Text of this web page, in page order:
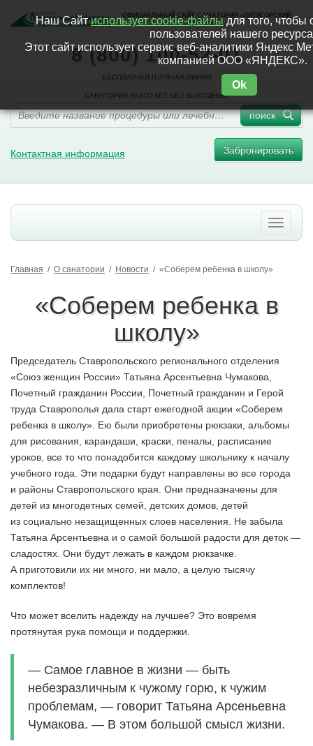
ОФИЦИАЛЬНЫЙ САЙТ САНАТОРИЯ «ПЯТИГОРСКИЙ
НАРЗАН»
8 (800) 100-52-01
БЕСПЛАТНАЯ ГОРЯЧАЯ ЛИНИЯ
САНАТОРИЙ РАБОТАЕТ БЕЗ ВЫХОДНЫХ
поиск
Контактная информация Забронировать
Главная / О санатории / Новости / «Соберем ребенка в школу»
«Соберем ребенка в
школу»
Председатель Ставропольского регионального отделения
«Союз женщин России» Татьяна Арсентьевна Чумакова,
Почетный гражданин России, Почетный гражданин и Герой
труда Ставрополья дала старт ежегодной акции «Соберем
ребенка в школу». Ею были приобретены рюкзаки, альбомы
для рисования, карандаши, краски, пеналы, расписание
уроков, все то что понадобится каждому школьнику к началу
учебного года. Эти подарки будут направлены во все города
и районы Ставропольского края. Они предназначены для
детей из многодетных семей, детских домов, детей
из социально незащищенных слоев населения. Не забыла
Татьяна Арсентьевна и о самой большой радости для деток —
сладостях. Они будут лежать в каждом рюкзачке.
А приготовили их ни много, ни мало, а целую тысячу
комплектов!
Что может вселить надежду на лучшее? Это вовремя
протянутая рука помощи и поддержки.
— Самое главное в жизни — быть
небезразличным к чужому горю, к чужим
проблемам, — говорит Татьяна Арсеньевна
Чумакова. — В этом большой смысл жизни.
Наш Сайтиспользует cookie-файлыдля того, чтобы
пользователей нашего
Этот сайт использует сервис веб-аналитики Яндекс
компанией ООО «ЯНДЕКС».
Ok